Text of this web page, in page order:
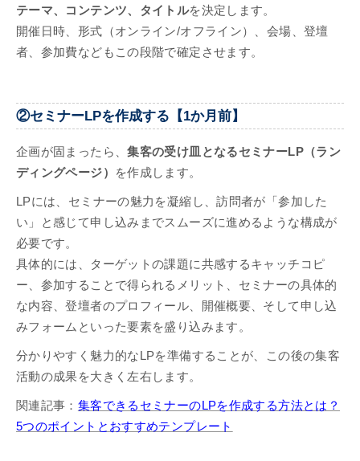
テーマ、コンテンツ、タイトルを決定します。
開催日時、形式（オンライン/オフライン）、会場、登壇
者、参加費などもこの段階で確定させます。
②セミナーLPを作成する【1か月前】
企画が固まったら、集客の受け皿となるセミナーLP（ラン
ディングページ）
を作成します。
LPには、セミナーの魅力を凝縮し、訪問者が「参加した
い」と感じて申し込みまでスムーズに進めるような構成が
必要です。
具体的には、ターゲットの課題に共感するキャッチコピ
ー、参加することで得られるメリット、セミナーの具体的
な内容、登壇者のプロフィール、開催概要、そして申し込
みフォームといった要素を盛り込みます。
分かりやすく魅力的なLPを準備することが、この後の集客
活動の成果を大きく左右します。
関連記事： 集客できるセミナーのLPを作成する方法とは？
5つのポイントとおすすめテンプレート